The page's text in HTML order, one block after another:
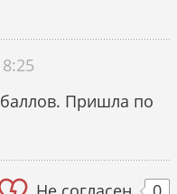
Пришла по